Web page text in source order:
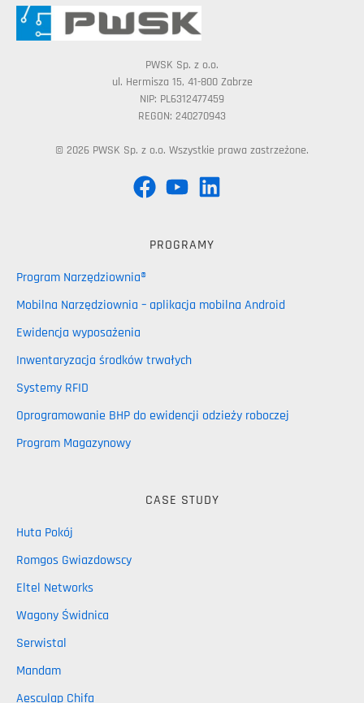
PWSK Sp. z o.o.
ul. Hermisza 15, 41-800 Zabrze
NIP: PL6312477459
REGON: 240270943
© 2026 PWSK Sp. z o.o. Wszystkie prawa zastrzeżone.
PROGRAMY
Program Narzędziownia®
Mobilna Narzędziownia – aplikacja mobilna Android
Ewidencja wyposażenia
Inwentaryzacja środków trwałych
Systemy RFID
Oprogramowanie BHP do ewidencji odzieży roboczej
Program Magazynowy
CASE STUDY
Huta Pokój
Romgos Gwiazdowscy
Eltel Networks
Wagony Świdnica
Serwistal
Mandam
Aesculap Chifa